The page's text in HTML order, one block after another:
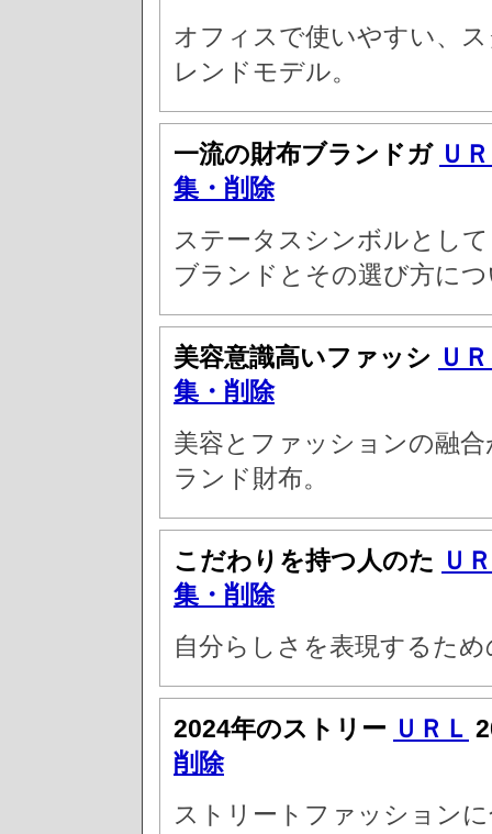
オフィスで使いやすい、
レンドモデル。
一流の財布ブランドガ Ｕ
集・削除
ステータスシンボルとし
ブランドとその選び方に
美容意識高いファッシ Ｕ
集・削除
美容とファッションの融
ランド財布。
こだわりを持つ人のた Ｕ
集・削除
自分らしさを表現するた
2024年のストリー ＵＲＬ
削除
ストリートファッション